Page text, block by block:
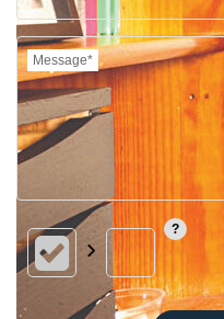
Message*